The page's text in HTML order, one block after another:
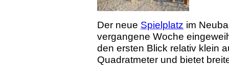
Der neue Spielplatz im
vergangene Woche
den ersten Blick relativ klein
Quadratmeter und bietet